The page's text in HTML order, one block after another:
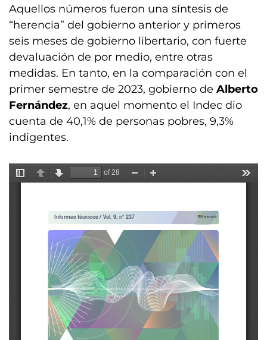
Aquellos números fueron una síntesis de
“herencia” del gobierno anterior y primeros
seis meses de gobierno libertario, con fuerte
devaluación de por medio, entre otras
medidas. En tanto, en la comparación con el
primer semestre de 2023, gobierno de Alberto
Fernández, en aquel momento el Indec dio
cuenta de 40,1% de personas pobres, 9,3%
indigentes.